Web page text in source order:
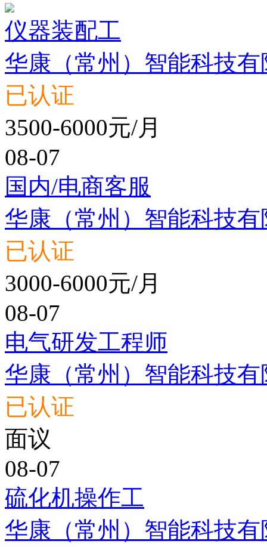
仪器装配工
华康（常州）智能科技有
已认证
3500-6000元/月
08-07
国内/电商客服
华康（常州）智能科技有
已认证
3000-6000元/月
08-07
电气研发工程师
华康（常州）智能科技有
已认证
面议
08-07
硫化机操作工
华康（常州）智能科技有